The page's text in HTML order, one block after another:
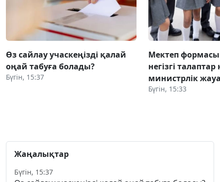
Өз сайлау учаскеңізді қалай
оңай табуға болады?
Бүгін, 15:37
Мектеп
негізгі
министрлік
Бүгін, 15:33
Жаңалықтар
Бүгін, 15:37